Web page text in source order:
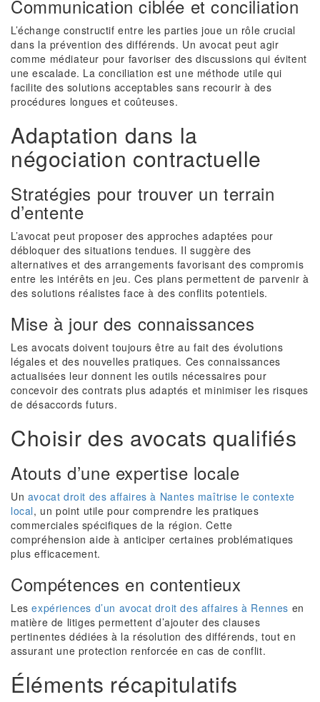
Communication ciblée et conciliation
L’échange constructif entre les parties joue un rôle crucial
dans la prévention des différends. Un avocat peut agir
comme médiateur pour favoriser des discussions qui évitent
une escalade. La conciliation est une méthode utile qui
facilite des solutions acceptables sans recourir à des
procédures longues et coûteuses.
Adaptation dans la
négociation contractuelle
Stratégies pour trouver un terrain
d’entente
L’avocat peut proposer des approches adaptées pour
débloquer des situations tendues. Il suggère des
alternatives et des arrangements favorisant des compromis
entre les intérêts en jeu. Ces plans permettent de parvenir à
des solutions réalistes face à des conflits potentiels.
Mise à jour des connaissances
Les avocats doivent toujours être au fait des évolutions
légales et des nouvelles pratiques. Ces connaissances
actualisées leur donnent les outils nécessaires pour
concevoir des contrats plus adaptés et minimiser les risques
de désaccords futurs.
Choisir des avocats qualifiés
Atouts d’une expertise locale
Un avocat droit des affaires à Nantes maîtrise le contexte
local, un point utile pour comprendre les pratiques
commerciales spécifiques de la région. Cette
compréhension aide à anticiper certaines problématiques
plus efficacement.
Compétences en contentieux
Lesexpériences d’un avocat droit des affaires à Rennes en
matière de litiges permettent d’ajouter des clauses
pertinentes dédiées à la résolution des différends, tout en
assurant une protection renforcée en cas de conflit.
Éléments récapitulatifs